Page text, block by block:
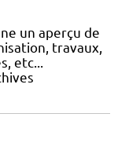
un aperçu de
travaux,
etc...